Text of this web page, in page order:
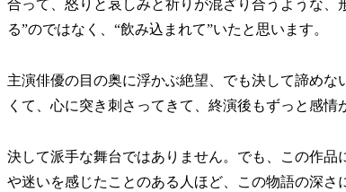
合って、怒りと哀しみと祈りが混ざり合うような
る”のではなく、“飲み込まれて”いたと思います。
主演俳優の目の奥に浮かぶ絶望、でも決して諦め
くて、心に突き刺さってきて、終演後もずっと感情
決して派手な舞台ではありません。でも、この作
や迷いを感じたことのある人ほど、この物語の深さ